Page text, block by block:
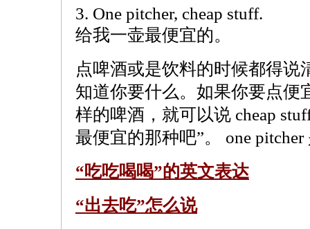
3. One pitcher, cheap stuff.
给我一壶最便宜的。
点啤酒或是饮料的时候都得说
知道你要什么。如果你要点便
样的啤酒，就可以说 cheap
最便宜的那种吧”。 one
“吃吃喝喝”的英文表达
“出去吃”怎么说